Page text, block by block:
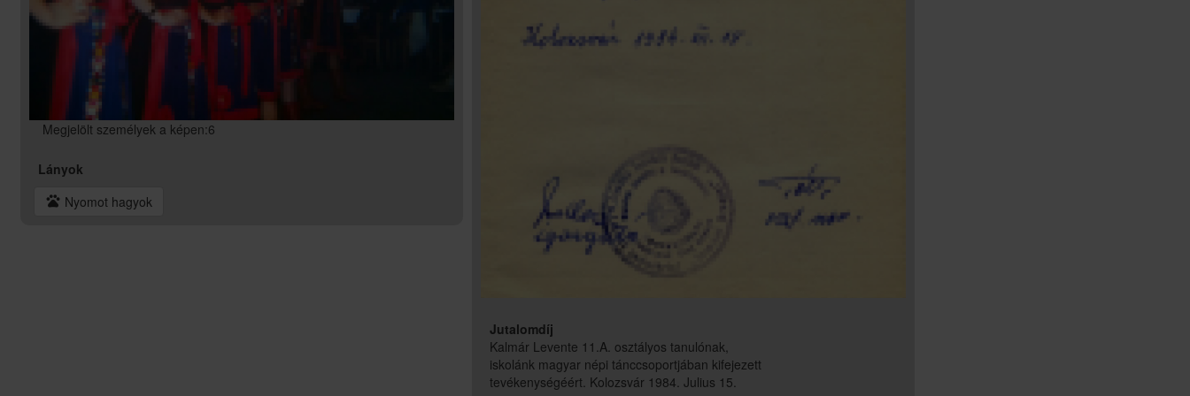
Megjelölt személyek a képen:6
Lányok
pets Nyomot hagyok
Jutalomdíj
Kalmár Levente 11.A. osztályos tanulónak,
iskolánk magyar népi tánccsoportjában kifejezett
tevékenységéért. Kolozsvár 1984. Julius 15.